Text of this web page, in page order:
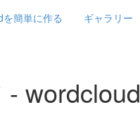
簡単に作る ギャラリー
wordcloud